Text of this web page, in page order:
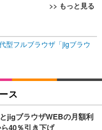
>> もっと見る
ト コンパクト 約105度ロッ
度回転 座面昇降 強化ナイロ
シュ 在宅ワーク H-WY01
ェア／デスクチェア メッシ
ない ブラック
UHD・USB Type-C・ホワ
ミアムモニター | FlexScan
UHD・USB Type-C・ホワ
イト 300枚
トシーツ 厚型 ワイド 42枚
面:ライトブルー)
型フルブラウザ「jigブラウ
ス
jigブラウザWEBの月額利
40％引き下げ